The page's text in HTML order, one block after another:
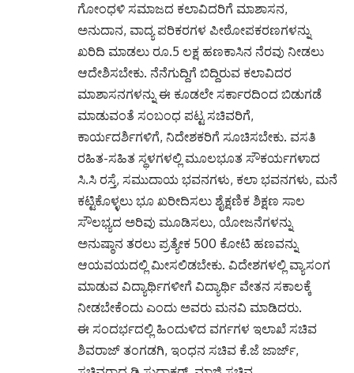
ಗೋಂಧಳಿ ಸಮಾಜದ ಕಲಾವಿದರಿಗೆ ಮಾಶಾಸನ,
ಅನುದಾನ, ವಾದ್ಯ ಪರಿಕರಗಳ ಪೀಠೋಪಕರಣಗಳನ್ನು
ಖರಿದಿ ಮಾಡಲು ರೂ.5 ಲಕ್ಷ ಹಣಕಾಸಿನ ನೆರವು ನೀಡಲು
ಆದೇಶಿಸಬೇಕು. ನೆನೆಗುದ್ದಿಗೆ ಬಿದ್ದಿರುವ ಕಲಾವಿದರ
ಮಾಶಾಸನಗಳನ್ನು ಈ ಕೂಡಲೇ ಸರ್ಕಾರದಿಂದ ಬಿಡುಗಡೆ
ಮಾಡುವಂತೆ ಸಂಬಂಧ ಪಟ್ಟ ಸಚಿವರಿಗೆ,
ಕಾರ್ಯದರ್ಶಿಗಳಿಗೆ, ನಿದೇಶಕರಿಗೆ ಸೂಚಿಸಬೇಕು. ವಸತಿ
ರಹಿತ-ಸಹಿತ ಸ್ಥಳಗಳಲ್ಲಿ ಮೂಲಭೂತ ಸೌಕರ್ಯಗಳಾದ
ಸಿ.ಸಿ ರಸ್ತೆ, ಸಮುದಾಯ ಭವನಗಳು, ಕಲಾ ಭವನಗಳು, ಮನೆ
ಕಟ್ಟಿಕೊಳ್ಳಲು ಭೂ ಖರೀದಿಸಲು ಶೈಕ್ಷಣಿಕ ಶಿಕ್ಷಣ ಸಾಲ
ಸೌಲಭ್ಯದ ಅರಿವು ಮೂಡಿಸಲು, ಯೋಜನೆಗಳನ್ನು
ಅನುಷ್ಠಾನ ತರಲು ಪ್ರತ್ಯೇಕ 500 ಕೋಟಿ ಹಣವನ್ನು
ಆಯವಯದಲ್ಲಿ ಮೀಸಲಿಡಬೇಕು. ವಿದೇಶಗಳಲ್ಲಿ ವ್ಯಾಸಂಗ
ಮಾಡುವ ವಿದ್ಯಾರ್ಥಿಗಳೀಗೆ ವಿದ್ಯಾರ್ಥಿ ವೇತನ ಸಕಾಲಕ್ಕೆ
ನೀಡಬೇಕೆಂದು ಎಂದು ಅವರು ಮನವಿ ಮಾಡಿದರು.
ಈ ಸಂದರ್ಭದಲ್ಲಿ ಹಿಂದುಳಿದ ವರ್ಗಗಳ ಇಲಾಖೆ ಸಚಿವ
ಶಿವರಾಜ್ ತಂಗಡಗಿ, ಇಂಧನ ಸಚಿವ ಕೆ.ಜೆ ಜಾರ್ಜ್,